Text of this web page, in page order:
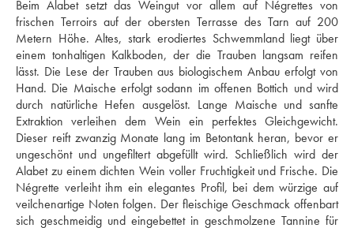
Beim Alabet setzt das Weingut vor allem auf Négrettes von
frischen Terroirs auf der obersten Terrasse des Tarn auf 200
Metern Höhe. Altes, stark erodiertes Schwemmland liegt über
einem tonhaltigen Kalkboden, der die Trauben langsam reifen
lässt. Die Lese der Trauben aus biologischem Anbau erfolgt von
Hand. Die Maische erfolgt sodann im offenen Bottich und wird
durch natürliche Hefen ausgelöst. Lange Maische und sanfte
Extraktion verleihen dem Wein ein perfektes Gleichgewicht.
Dieser reift zwanzig Monate lang im Betontank heran, bevor er
ungeschönt und ungefiltert abgefüllt wird. Schließlich wird der
Alabet zu einem dichten Wein voller Fruchtigkeit und Frische. Die
Négrette verleiht ihm ein elegantes Profil, bei dem würzige auf
veilchenartige Noten folgen. Der fleischige Geschmack offenbart
sich geschmeidig und eingebettet in geschmolzene Tannine für